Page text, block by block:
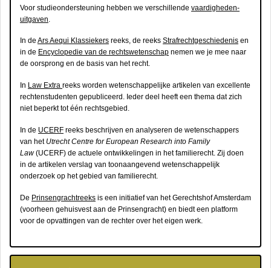
Voor studieondersteuning hebben we verschillende vaardigheden-
uitgaven
In de Ars Aequi Klassiekers reeks, de reeks Strafrechtgeschiedenis en
in de Encyclopedie van de rechtswetenschap nemen we je mee naar
de oorsprong en de basis van het recht.
In Law Extra reeks worden wetenschappelijke artikelen van excellente
rechtenstudenten gepubliceerd. Ieder deel heeft een thema dat zich
niet beperkt tot één rechtsgebied.
In de UCERF reeks beschrijven en analyseren de wetenschappers
van het Utrecht Centre for European Research into Family
Law(UCERF) de actuele ontwikkelingen in het familierecht. Zij doen
in de artikelen verslag van toonaangevend wetenschappelijk
onderzoek op het gebied van familierecht.
De Prinsengrachtreeks is een initiatief van het Gerechtshof Amsterdam
(voorheen gehuisvest aan de Prinsengracht) en biedt een platform
voor de opvattingen van de rechter over het eigen werk.